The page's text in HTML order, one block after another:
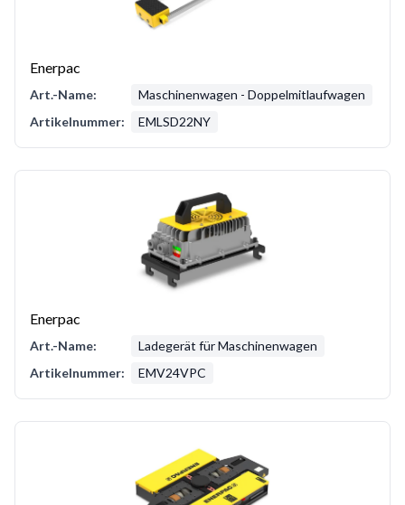
Enerpac
Art.-Name:
Maschinenwagen - Doppelmitlaufwagen
Artikelnummer:
EMLSD22NY
Enerpac
Art.-Name:
Ladegerät für Maschinenwagen
Artikelnummer:
EMV24VPC